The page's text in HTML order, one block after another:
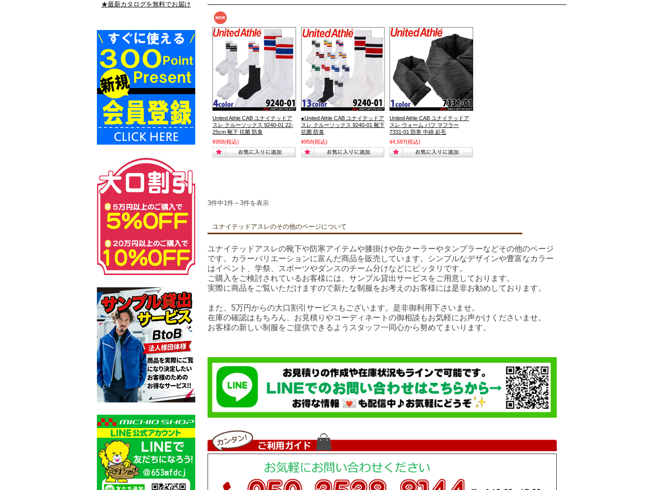
United Athle CAB ユナイテッドア
スレ クルーソックス 9240-01 22-
25cm 靴下 抗菌 防臭
¥958(税込)
●United Athle CAB ユナイテッドア
スレ クルーソックス 9240-01 靴下
抗菌 防臭
¥958(税込)
United Athle CAB ユナイテッドア
スレ ウォーム パフ マフラー
7331-01 防寒 中綿 起毛
¥4,587(税込)
3件中1件～3件を表示
ユナイテッドアスレのその他のページについて
ユナイテッドアスレの靴下や防寒アイテムや膝掛けや缶クーラーやタンブラーなどその他のページ
です。カラーバリエーションに富んだ商品を販売しています。シンプルなデザインや豊富なカラー
はイベント、学祭、スポーツやダンスのチーム分けなどにピッタリです。
ご購入をご検討されているお客様には、サンプル貸出サービスをご用意しております。
実際に商品をご覧いただけますので新たな制服をお考えのお客様には是非お勧めしております。
また、5万円からの大口割引サービスもございます。是非御利用下さいませ。
在庫の確認はもちろん、お見積りやコーディネートの御相談もお気軽にお声かけくださいませ。
お客様の新しい制服をご提供できるようスタッフ一同心から努めてまいります。
★最新カタログを無料でお届け